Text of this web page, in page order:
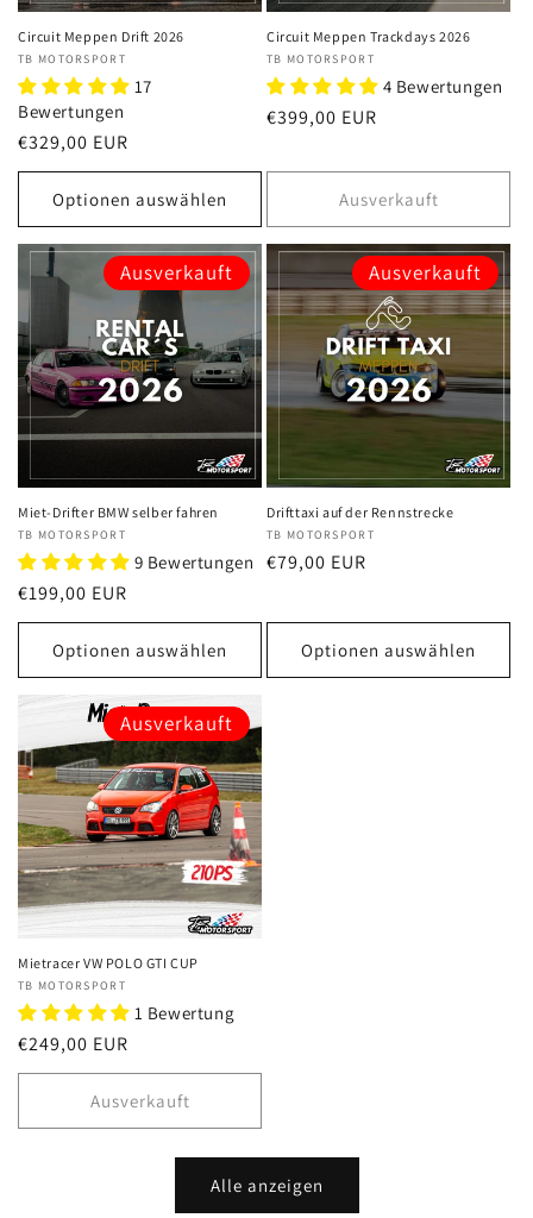
Circuit Meppen Drift 2026
Anbieter:
TB MOTORSPORT
17
Bewertungen
Normaler
Preis
€329,00 EUR
Optionen auswählen
Circuit Meppen Trackdays 2026
Anbieter:
TB MOTORSPORT
4 Bewertungen
Normaler
€399,00 EUR
Ausverkauft
Ausverkauft
Miet-Drifter BMW selber fahren
Anbieter:
TB MOTORSPORT
9 Bewertungen
Normaler
Preis
€199,00 EUR
Optionen auswählen
Ausverkauft
Drifttaxi auf der Rennstrecke
Anbieter:
TB MOTORSPORT
Normaler
€79,00 EUR
Optionen auswählen
Ausverkauft
Mietracer VW POLO GTI CUP
Anbieter:
TB MOTORSPORT
1 Bewertung
Normaler
Preis
€249,00 EUR
Ausverkauft
Alle anzeigen